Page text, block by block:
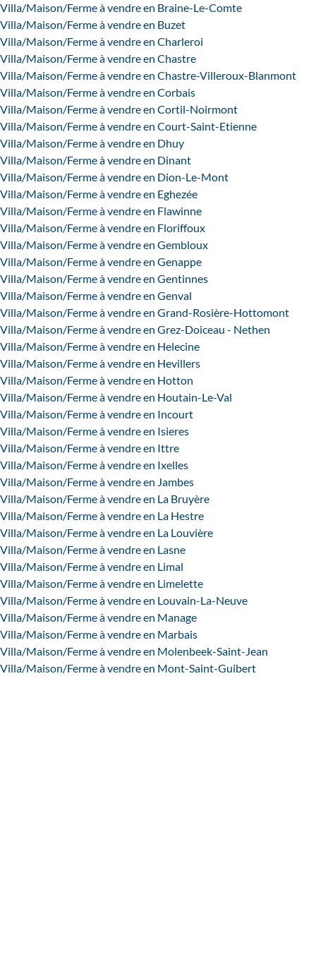
Villa/Maison/Ferme à vendre en Braine-Le-Comte
Villa/Maison/Ferme à vendre en Buzet
Villa/Maison/Ferme à vendre en Charleroi
Villa/Maison/Ferme à vendre en Chastre
Villa/Maison/Ferme à vendre en Chastre-Villeroux-Blanmont
Villa/Maison/Ferme à vendre en Corbais
Villa/Maison/Ferme à vendre en Cortil-Noirmont
Villa/Maison/Ferme à vendre en Court-Saint-Etienne
Villa/Maison/Ferme à vendre en Dhuy
Villa/Maison/Ferme à vendre en Dinant
Villa/Maison/Ferme à vendre en Dion-Le-Mont
Villa/Maison/Ferme à vendre en Eghezée
Villa/Maison/Ferme à vendre en Flawinne
Villa/Maison/Ferme à vendre en Floriffoux
Villa/Maison/Ferme à vendre en Gembloux
Villa/Maison/Ferme à vendre en Genappe
Villa/Maison/Ferme à vendre en Gentinnes
Villa/Maison/Ferme à vendre en Genval
Villa/Maison/Ferme à vendre en Grand-Rosière-Hottomont
Villa/Maison/Ferme à vendre en Grez-Doiceau - Nethen
Villa/Maison/Ferme à vendre en Helecine
Villa/Maison/Ferme à vendre en Hevillers
Villa/Maison/Ferme à vendre en Hotton
Villa/Maison/Ferme à vendre en Houtain-Le-Val
Villa/Maison/Ferme à vendre en Incourt
Villa/Maison/Ferme à vendre en Isieres
Villa/Maison/Ferme à vendre en Ittre
Villa/Maison/Ferme à vendre en Ixelles
Villa/Maison/Ferme à vendre en Jambes
Villa/Maison/Ferme à vendre en La Bruyère
Villa/Maison/Ferme à vendre en La Hestre
Villa/Maison/Ferme à vendre en La Louvière
Villa/Maison/Ferme à vendre en Lasne
Villa/Maison/Ferme à vendre en Limal
Villa/Maison/Ferme à vendre en Limelette
Villa/Maison/Ferme à vendre en Louvain-La-Neuve
Villa/Maison/Ferme à vendre en Manage
Villa/Maison/Ferme à vendre en Marbais
Villa/Maison/Ferme à vendre en Molenbeek-Saint-Jean
Villa/Maison/Ferme à vendre en Mont-Saint-Guibert